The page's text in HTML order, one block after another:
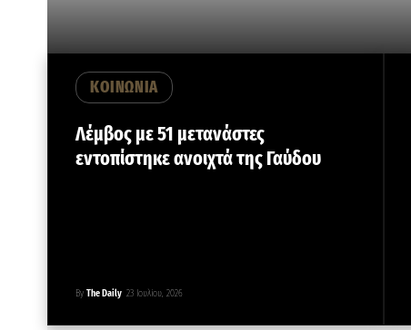
ΚΟΙΝΩΝΙΑ
Λέμβος με 51 μετανάστες
εντοπίστηκε ανοιχτά της Γαύδου
By The Daily 23 Ιουλίου, 2026